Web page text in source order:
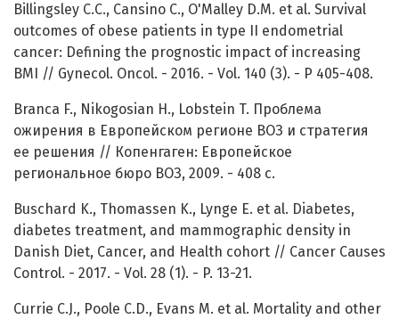
Billingsley C.C., Cansino C., O'Malley D.M. et al. Survival
outcomes of obese patients in type II endometrial
cancer: Defining the prognostic impact of increasing
BMI // Gynecol. Oncol. - 2016. - Vol. 140 (3). - P 405-408.
Branca F., Nikogosian H., Lobstein T. Проблема
ожирения в Европейском регионе ВОЗ и стратегия
ее решения // Копенгаген: Европейское
региональное бюро ВОЗ, 2009. - 408 с.
Buschard K., Thomassen K., Lynge E. et al. Diabetes,
diabetes treatment, and mammographic density in
Danish Diet, Cancer, and Health cohort // Cancer Causes
Control. - 2017. - Vol. 28 (1). - P. 13-21.
Currie C.J., Poole C.D., Evans M. et al. Mortality and other